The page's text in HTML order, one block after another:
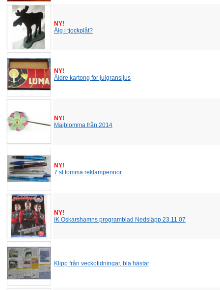
NY!
Älg i tjockplåt?
NY!
Äldre kartong för julgransljus
NY!
Majblomma från 2014
NY!
7 st tomma reklampennor
NY!
IK Oskarshamns programblad Nedsläpp 23.11.07
Klipp från veckotidningar, bla hästar